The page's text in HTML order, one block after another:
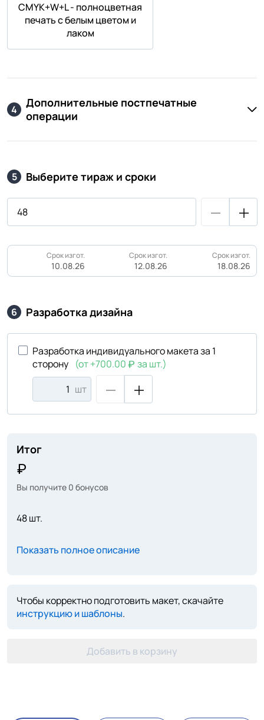
СMYK+W+L - полноцветная
печать с белым цветом и
лаком
4
Дополнительные постпечатные
операции
5 Выберите тираж и сроки
Срок изгот.
10.08.26
Срок изгот.
12.08.26
Срок изгот.
18.08.26
6 Разработка дизайна
Разработка индивидуального макета за 1
сторону (от +700.00
за шт.)
шт
Итог
Вы получите 0 бонусов
48 шт.
Показать полное описание
Чтобы корректно подготовить макет, скачайте
инструкцию и шаблоны.
Добавить в корзину